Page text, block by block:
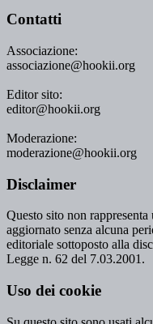
Contatti
Associazione:
associazione@hookii.org
Editor sito:
editor@hookii.org
Moderazione:
moderazione@hookii.org
Disclaimer
Questo sito non
aggiornato senza alcuna
editoriale sottoposto alla
Legge n. 62 del 7.03.2001.
Uso dei cookie